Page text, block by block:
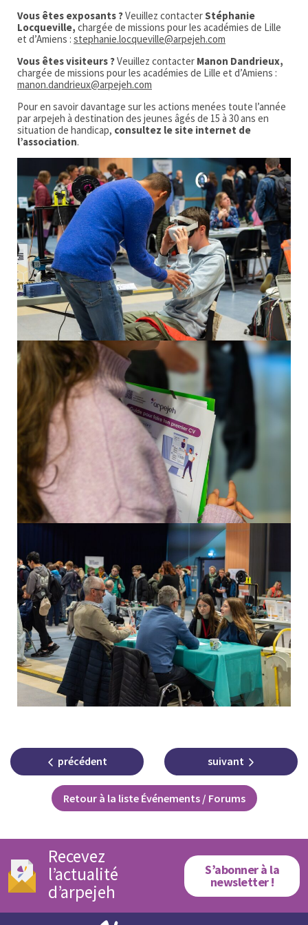
Vous êtes exposants ?Veuillez contacterStéphanie
Locqueville, chargée de missions pour les académies de Lille
et d’Amiens : stephanie.locqueville@arpejeh.com
Vous êtes visiteurs ?Veuillez contacter Manon Dandrieux,
chargée de missions pour les académies de Lille et d’Amiens :
manon.dandrieux@arpejeh.com
Pour en savoir davantage sur les actions menées toute l’année
par arpejeh à destination des jeunes âgés de 15 à 30 ans en
situation de handicap, consultez le site internet de
l’association.
précédent
Retour à la liste Événements / Forums
suivant
Recevez
l’actualité
d’arpejeh
S’abonner à la
newsletter !